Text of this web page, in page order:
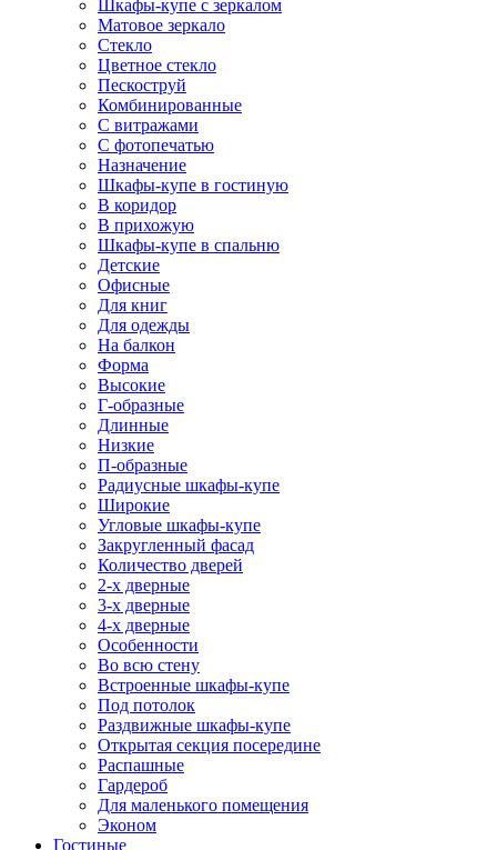
Шкафы-купе с зеркалом
Матовое зеркало
Стекло
Цветное стекло
Пескоструй
Комбинированные
С витражами
С фотопечатью
Назначение
Шкафы-купе в гостиную
В коридор
В прихожую
Шкафы-купе в спальню
Детские
Офисные
Для книг
Для одежды
На балкон
Форма
Высокие
Г-образные
Длинные
Низкие
П-образные
Радиусные шкафы-купе
Широкие
Угловые шкафы-купе
Закругленный фасад
Количество дверей
2-х дверные
3-х дверные
4-х дверные
Особенности
Во всю стену
Встроенные шкафы-купе
Под потолок
Раздвижные шкафы-купе
Открытая секция посередине
Распашные
Гардероб
Для маленького помещения
Эконом
Гостиные